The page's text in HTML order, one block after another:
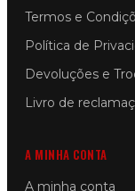
Termos e
Política de
Devoluções e
Livro de
A MINHA CONTA
A minha conta